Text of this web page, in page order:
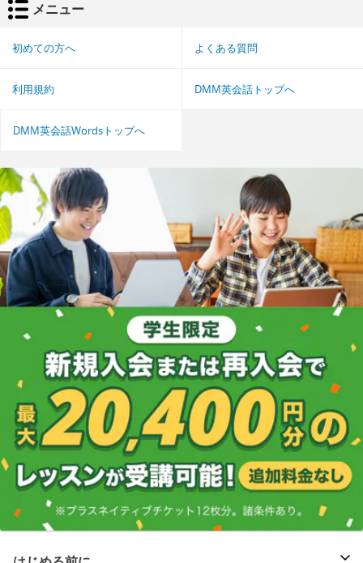
メニュー
初めての方へ よくある質問
利用規約 DMM英会話トップへ
DMM英会話Wordsトップへ